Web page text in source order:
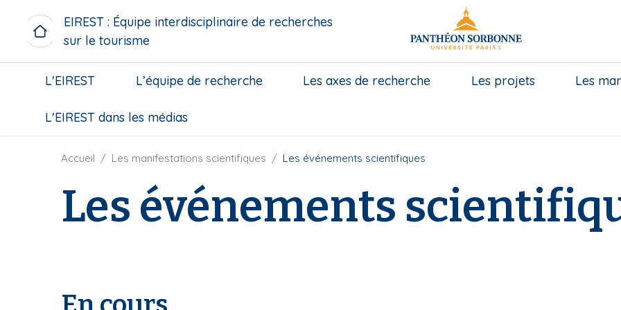
EIREST : Équipe interdisciplinaire de recherches
sur le tourisme
L'EIREST L’équipe de recherche Les axes de recherche Les projets Les
L'EIREST dans les médias
F
Accueil Les manifestations scientifiques Les événements scientifiques
Les événements